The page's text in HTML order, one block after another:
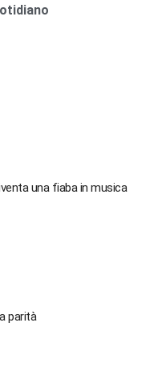
una fiaba in musica
parità